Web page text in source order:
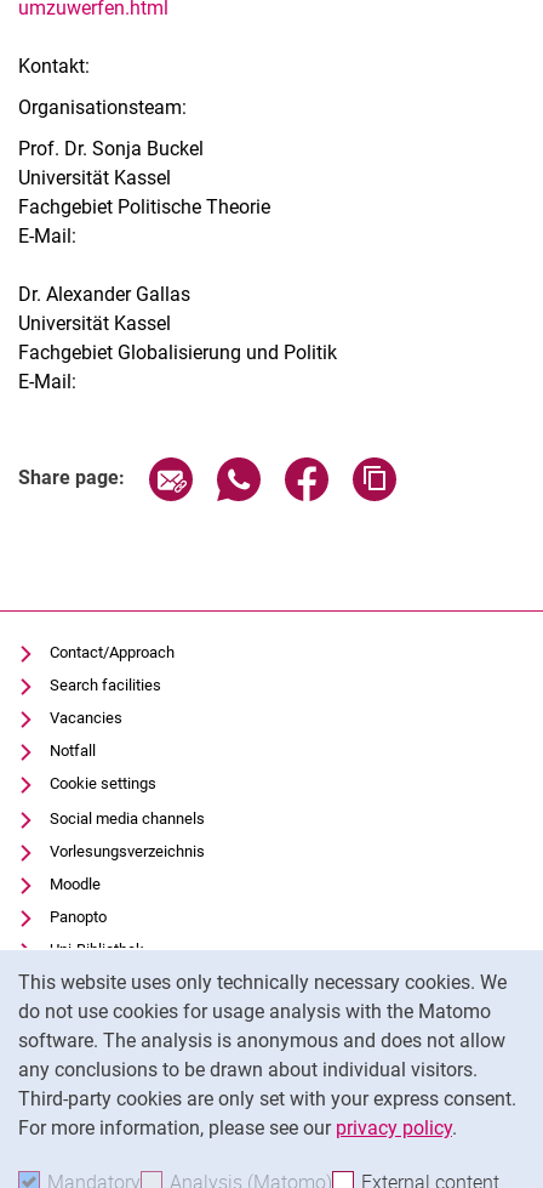
This website uses only technically necessary cookies. We
do not use cookies for usage analysis with the Matomo
software. The analysis is anonymous and does not allow
any conclusions to be drawn about individual visitors.
Third-party cookies are only set with your express consent.
For more information, please see our privacy policy.
Mandatory Accept mandatory cookies
Analysis (Matomo) Accept analysis cookies
External content
umzuwerfen.html
Kontakt:
Organisationsteam:
Prof. Dr. Sonja Buckel
Universität Kassel
Fachgebiet Politische Theorie
E-Mail:
Dr. Alexander Gallas
Universität Kassel
Fachgebiet Globalisierung und Politik
E-Mail:
Share page: Share page via email
Share page via WhatsApp
Share page via
Contact/Approach
Search facilities
Vacancies
Notfall
Cookie settings
Social media channels
Vorlesungsverzeichnis
Moodle
Panopto
Uni-Bibliothek
Data privacy
Accessibility
Transparent Use of AI